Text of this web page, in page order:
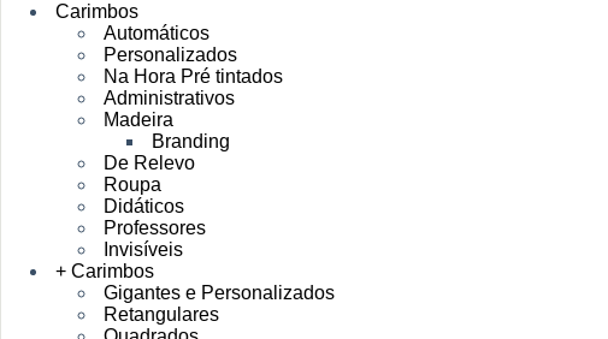
Carimbos
Automáticos
Personalizados
Na Hora Pré tintados
Administrativos
Madeira
Branding
De Relevo
Roupa
Didáticos
Professores
Invisíveis
+ Carimbos
Gigantes e Personalizados
Retangulares